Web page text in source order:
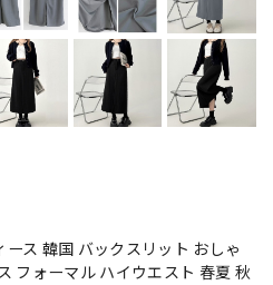
ス 韓国 バックスリット おしゃ
フォーマル ハイウエスト 春夏 秋